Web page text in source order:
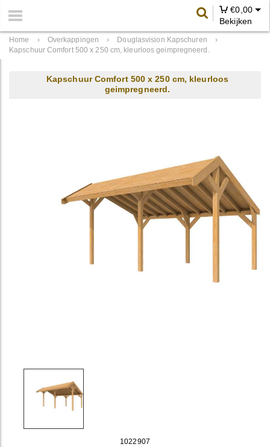
€0,00
Bekijken
Home › Overkappingen › Douglasvision Kapschuren
›
Kapschuur Comfort 500 x 250 cm, kleurloos geimpregneerd.
Kapschuur Comfort 500 x 250 cm, kleurloos
geimpregneerd.
1022907